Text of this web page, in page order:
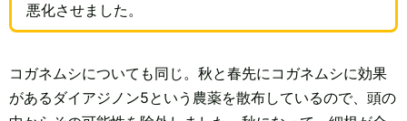
悪化させました。
コガネムシについても同じ。秋と春先にコガネムシに効果
があるダイアジノン5という農薬を散布しているので、頭の